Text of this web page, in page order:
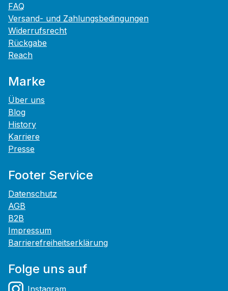
FAQ
Versand- und Zahlungsbedingungen
Widerrufsrecht
Rückgabe
Reach
Marke
Über uns
Blog
History
Karriere
Presse
Footer Service
Datenschutz
AGB
B2B
Impressum
Barrierefreiheitserklärung
Folge uns auf